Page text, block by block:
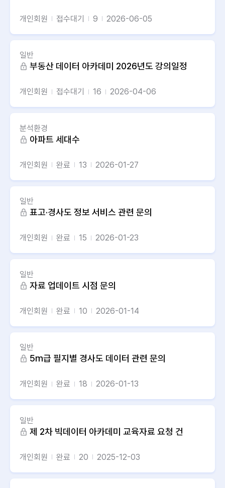
개인회원 접수대기 9 2026-06-05
일반
부동산 데이터 아카데미 2026년도 강의일정
개인회원 접수대기 16 2026-04-06
분석환경
아파트 세대수
개인회원 완료 13 2026-01-27
일반
표고·경사도 정보 서비스 관련 문의
개인회원 완료 15 2026-01-23
일반
자료 업데이트 시점 문의
개인회원 완료 10 2026-01-14
일반
5m급 필지별 경사도 데이터 관련 문의
개인회원 완료 18 2026-01-13
일반
제 2차 빅데이터 아카데미 교육자료 요청 건
개인회원 완료 20 2025-12-03